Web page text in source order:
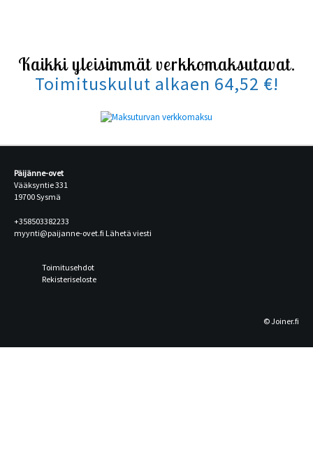
Kaikki yleisimmät verkkomaksutavat.
Toimituskulut alkaen 64,52 €!
Päijänne-ovet
Vääksyntie 331
19700 Sysmä
+358503382233
myynti@paijanne-ovet.fi Lähetä viesti
Toimitusehdot
Rekisteriseloste
© Joiner.fi